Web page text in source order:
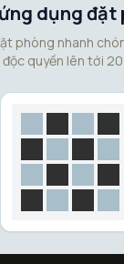
dụng đặt
phòng nhanh
độc quyền lên tới